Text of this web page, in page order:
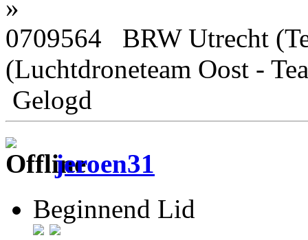
»
0709564 BRW Utrecht
(Luchtdroneteam Oost -
Gelogd
jeroen31
Beginnend Lid